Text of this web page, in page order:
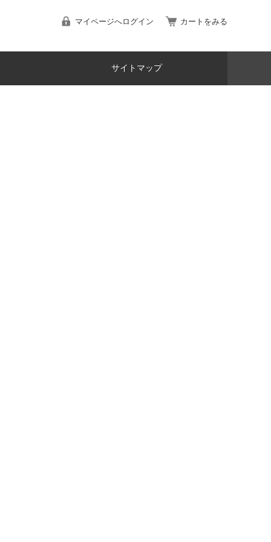
マイページへログイン カートをみる
サイトマップ